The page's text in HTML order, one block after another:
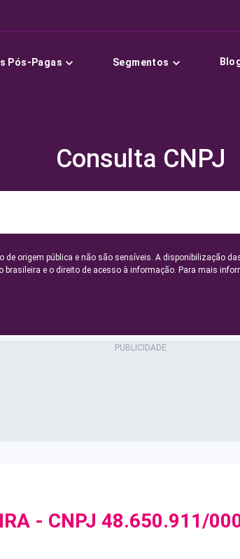
Pós-Pagas Segmentos
Consulta CNPJ
de origem pública e não são sensíveis. A disponibilização
brasileira e o direito de acesso à informação. Para mais
- CNPJ 48.650.911/